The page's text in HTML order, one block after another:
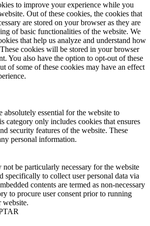
to improve your experience while you
Out of these cookies, the cookies that
are stored on your browser as they are
of basic functionalities of the website. We
that help us analyze and understand how
cookies will be stored in your browser
You also have the option to opt-out of these
of some of these cookies may have an effect
absolutely essential for the website to
category only includes cookies that ensures
security features of the website. These
personal information.
be particularly necessary for the website
specifically to collect user personal data via
contents are termed as non-necessary
to procure user consent prior to running
website.